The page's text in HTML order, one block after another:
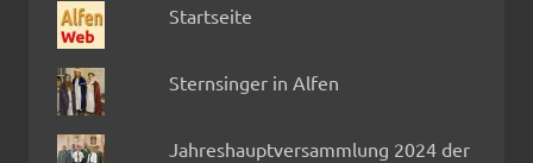
Startseite
Sternsinger in Alfen
Jahreshauptversammlung 2024 der